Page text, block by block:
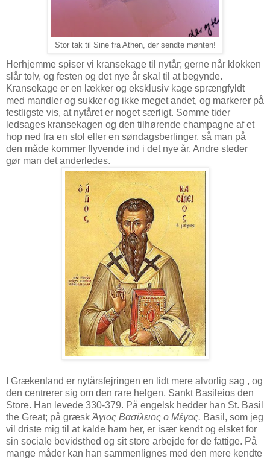
Stor tak til Sine fra Athen, der sendte mønten!
Herhjemme spiser vi kransekage til nytår; gerne når klokken
slår tolv, og festen og det nye år skal til at begynde.
Kransekage er en lækker og eksklusiv kage sprængfyldt
med mandler og sukker og ikke meget andet, og markerer på
festligste vis, at nytåret er noget særligt. Somme tider
ledsages kransekagen og den tilhørende champagne af et
hop ned fra en stol eller en søndagsberlinger, så man på
den måde kommer flyvende ind i det nye år. Andre steder
gør man det anderledes.
I Grækenland er nytårsfejringen en lidt mere alvorlig sag , og
den centrerer sig om den rare helgen, Sankt Basileios den
Store. Han levede 330-379. På engelsk hedder han St. Basil
the Great; på græsk Άγιος Βασίλειος ο Μέγας. Basil, som jeg
vil driste mig til at kalde ham her, er især kendt og elsket for
sin sociale bevidsthed og sit store arbejde for de fattige. På
mange måder kan han sammenlignes med den mere kendte